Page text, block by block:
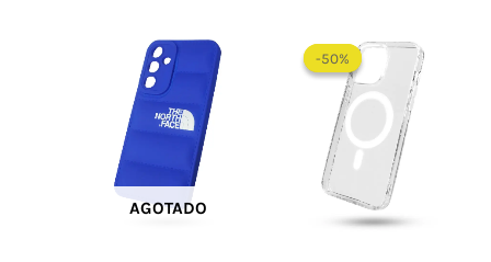
AGOTADO
-50%
-50%
de
precios:
desde
$ 30.000
hasta